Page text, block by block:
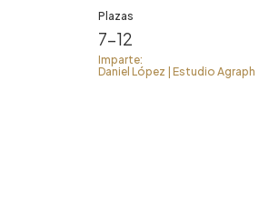
Plazas
7-12
Imparte:
Daniel López | Estudio Agraph